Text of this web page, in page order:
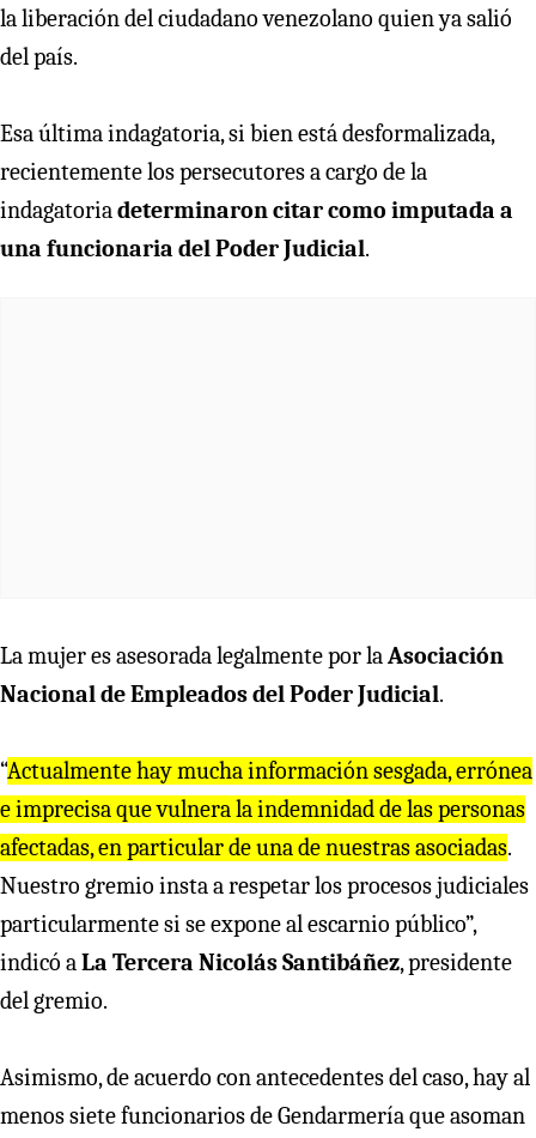
la liberación del ciudadano venezolano quien ya salió
del país.
Esa última indagatoria, si bien está desformalizada,
recientemente los persecutores a cargo de la
indagatoriadeterminaron citar como imputada a
una funcionaria del Poder Judicial.
La mujer es asesorada legalmente por laAsociación
Nacional de Empleados del Poder Judicial.
“Actualmente hay mucha información sesgada, errónea
e imprecisa que vulnera la indemnidad de las personas
afectadas, en particular de una de nuestras asociadas.
Nuestro gremio insta a respetar los procesos judiciales
particularmente si se expone al escarnio público”,
indicó aLa Tercera Nicolás Santibáñez, presidente
del gremio.
Asimismo, de acuerdo con antecedentes del caso, hay al
menos siete funcionarios de Gendarmería que asoman